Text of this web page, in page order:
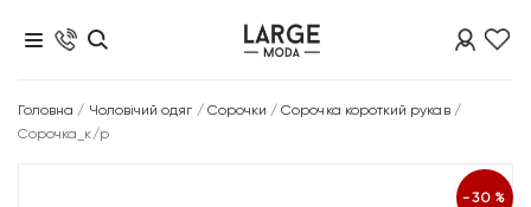
Головна / Чоловічий одяг / Сорочки /Сорочка короткий рукав/
Сорочка_к/р
-30%